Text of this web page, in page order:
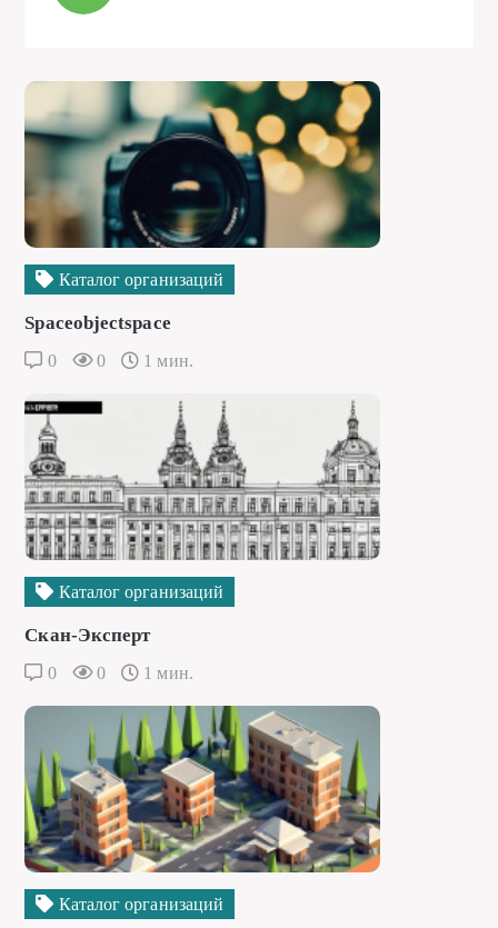
Каталог организаций
Spaceobjectspace
0 0 1 мин.
Каталог организаций
Скан-Эксперт
0 0 1 мин.
Каталог организаций